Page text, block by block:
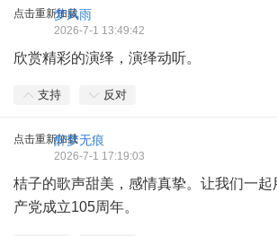
点击重新加载
梦风雨
2026-7-1 13:49:42
欣赏精彩的演绎，演绎动听。
支持 反对
点击重新加载醉梦无痕
2026-7-1 17:19:03
桔子的歌声甜美，感情真挚。让我们一
产党成立105周年。